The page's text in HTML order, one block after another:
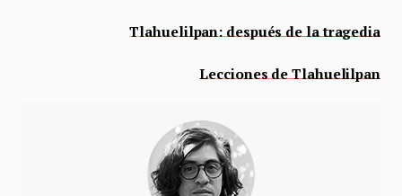
Tlahuelilpan: después de la tragedia
Lecciones de Tlahuelilpan